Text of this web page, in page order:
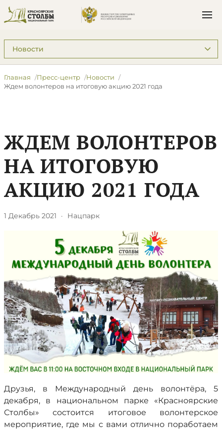
Подразделы: Пресс-центр
Главная Пресс-центр
Новости
​Ждем волонтеров на итоговую акцию 2021 года
​ЖДЕМ ВОЛОНТЕРОВ
НА ИТОГОВУЮ
АКЦИЮ 2021 ГОДА
1 Декабрь 2021 · Нацпарк
Друзья, в Международный день волонтёра, 5
декабря, в национальном парке «Красноярские
Столбы» состоится итоговое волонтерское
мероприятие, где мы с вами отлично поработаем